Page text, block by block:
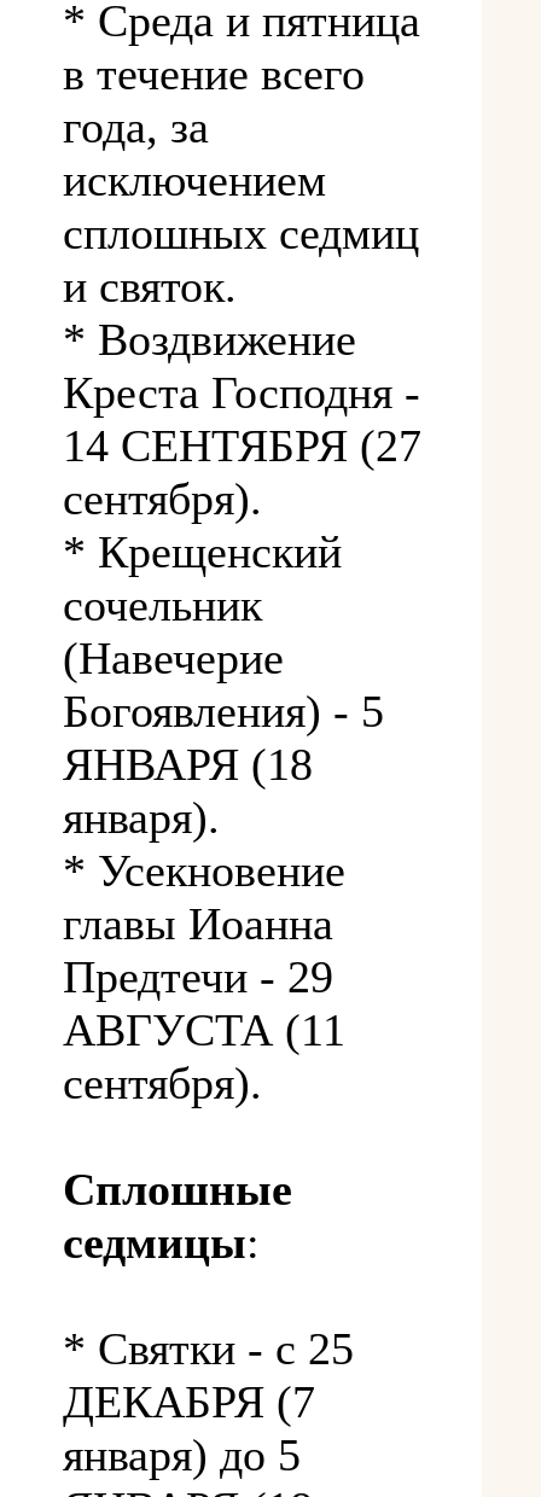
* Среда и пятница
в течение всего
года, за
исключением
сплошных седмиц
и святок.
* Воздвижение
Креста Господня -
14 СЕНТЯБРЯ (27
сентября).
* Крещенский
сочельник
(Навечерие
Богоявления) - 5
ЯНВАРЯ (18
января).
* Усекновение
главы Иоанна
Предтечи - 29
АВГУСТА (11
сентября).
Сплошные
седмицы:
* Святки - с 25
ДЕКАБРЯ (7
января) до 5